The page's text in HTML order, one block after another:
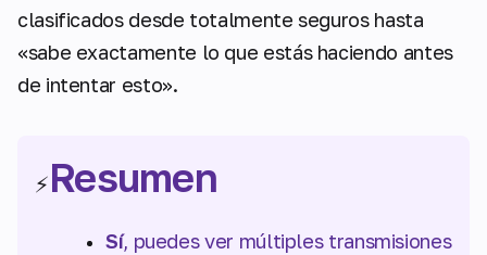
clasificados desde totalmente seguros hasta
«sabe exactamente lo que estás haciendo antes
de intentar esto».
⚡Resumen
Sí, puedes ver múltiples transmisiones